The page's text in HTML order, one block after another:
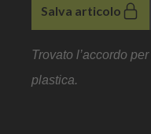
Salva articolo
Trovato l’accordo
plastica.